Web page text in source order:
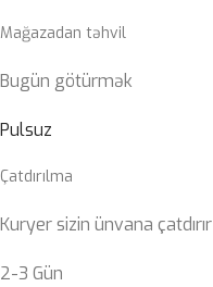
Mağazadan təhvil
Bugün götürmək
Pulsuz
Çatdırılma
Kuryer sizin ünvana çatdırır
2-3 Gün